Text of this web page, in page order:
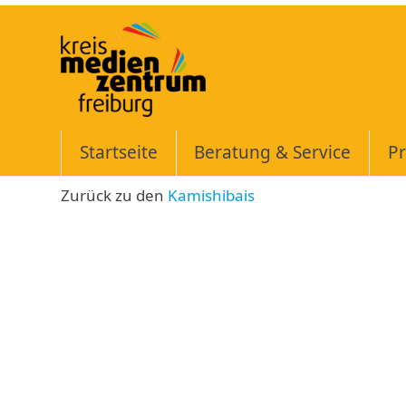
Skip
Startseite Beratung & Service
Zurück zu den Kamishibais